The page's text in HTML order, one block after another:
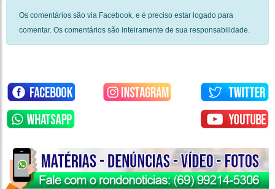
Os comentários são via Facebook, e é preciso estar logado para
comentar. Os comentários são inteiramente de sua responsabilidade.